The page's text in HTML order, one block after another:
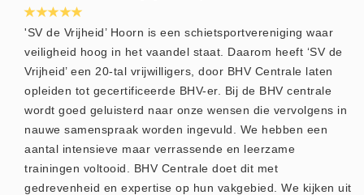
Retourneren
Algemene Voorwaarden
Vacatures
Winkel
(20)
AED apparaten (11)
'SV de Vrijheid’ Hoorn is een schietsportvereniging waar
veiligheid hoog in het vaandel staat. Daarom heeft ‘SV de
Vrijheid’ een 20-tal vrijwilligers, door BHV Centrale laten
opleiden tot gecertificeerde BHV-er. Bij de BHV centrale
wordt goed geluisterd naar onze wensen die vervolgens in
nauwe samenspraak worden ingevuld. We hebben een
aantal intensieve maar verrassende en leerzame
trainingen voltooid. BHV Centrale doet dit met
gedrevenheid en expertise op hun vakgebied. We kijken uit